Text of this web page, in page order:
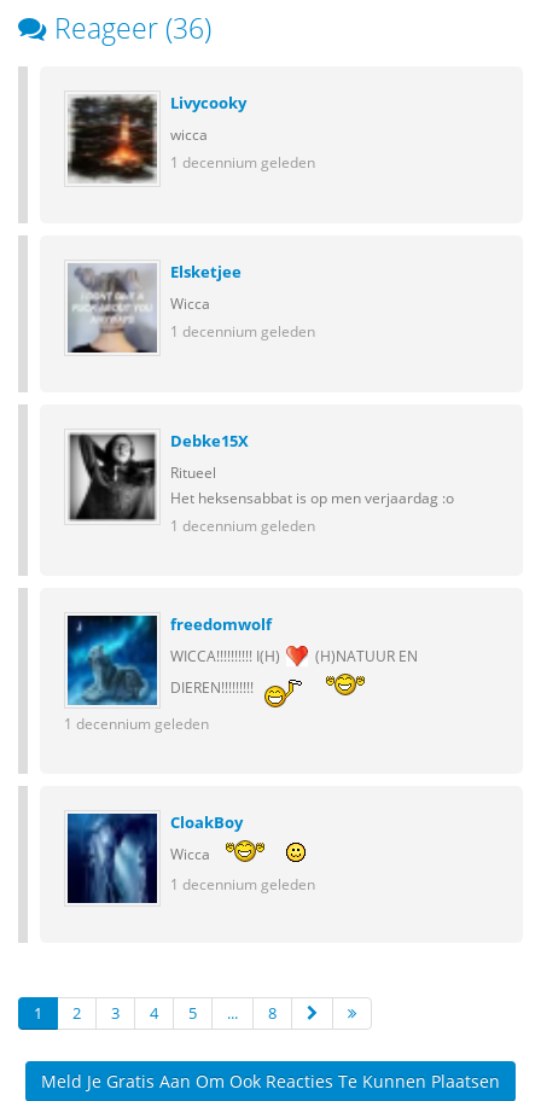
Reageer (36)
Livycooky
wicca
1 decennium geleden
Elsketjee
Wicca
1 decennium geleden
Debke15X
Ritueel
Het heksensabbat is op men verjaardag :o
1 decennium geleden
freedomwolf
WICCA!!!!!!!!!! I(H)
(H)NATUUR EN
DIEREN!!!!!!!!!
1 decennium geleden
CloakBoy
Wicca
1 decennium geleden
1 2 3 4 5 ... 8
Meld Je Gratis Aan Om Ook Reacties Te Kunnen Plaatsen